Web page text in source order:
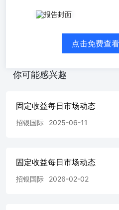
固定收益部每日市场动态
球资金买入情况下企稳，
差未变，因卖盘有所改善
团预计未来五年内获得政
单簿支撑下，发行规模上
KOREAT30s较RO收紧1个
点击免费查
你可能感兴趣
固定收益每日市场动态
招银国际 2025-06-11
固定收益每日市场动态
招银国际 2026-02-02